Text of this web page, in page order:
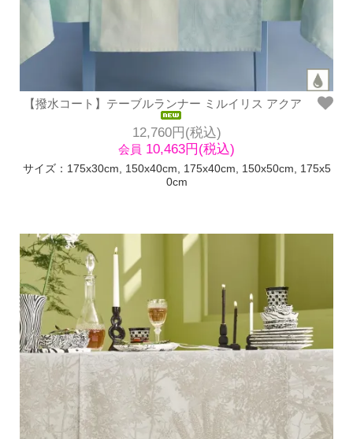
【撥水コート】テーブルランナー ミルイリス アクア
12,760円(税込)
会員 10,463円(税込)
サイズ：175x30cm, 150x40cm, 175x40cm, 150x50cm, 175x5
0cm